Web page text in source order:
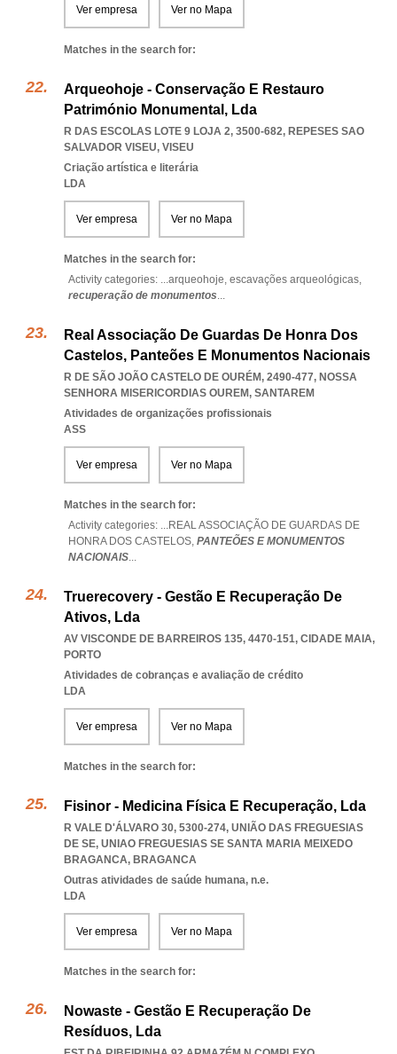
Ver empresa Ver no Mapa
Matches in the search for:
Arqueohoje - Conservação E Restauro
Património Monumental, Lda
R DAS ESCOLAS LOTE 9 LOJA 2, 3500-682, REPESES SAO
SALVADOR VISEU, VISEU
Criação artística e literária
LDA
Ver empresa Ver no Mapa
Matches in the search for:
Activity categories: ...arqueohoje, escavações arqueológicas,
recuperação de monumentos...
Real Associação De Guardas De Honra Dos
Castelos, Panteões E Monumentos Nacionais
R DE SÃO JOÃO CASTELO DE OURÉM, 2490-477, NOSSA
SENHORA MISERICORDIAS OUREM, SANTAREM
Atividades de organizações profissionais
ASS
Ver empresa Ver no Mapa
Matches in the search for:
Activity categories: ...REAL ASSOCIAÇÃO DE GUARDAS DE
HONRA DOS CASTELOS, PANTEÕES E MONUMENTOS
NACIONAIS...
Truerecovery - Gestão E Recuperação De
Ativos, Lda
AV VISCONDE DE BARREIROS 135, 4470-151, CIDADE MAIA,
PORTO
Atividades de cobranças e avaliação de crédito
LDA
Ver empresa Ver no Mapa
Matches in the search for:
Fisinor - Medicina Física E Recuperação, Lda
R VALE D'ÁLVARO 30, 5300-274, UNIÃO DAS FREGUESIAS
DE SE, UNIAO FREGUESIAS SE SANTA MARIA MEIXEDO
BRAGANCA, BRAGANCA
Outras atividades de saúde humana, n.e.
LDA
Ver empresa Ver no Mapa
Matches in the search for:
Nowaste - Gestão E Recuperação De
Resíduos, Lda